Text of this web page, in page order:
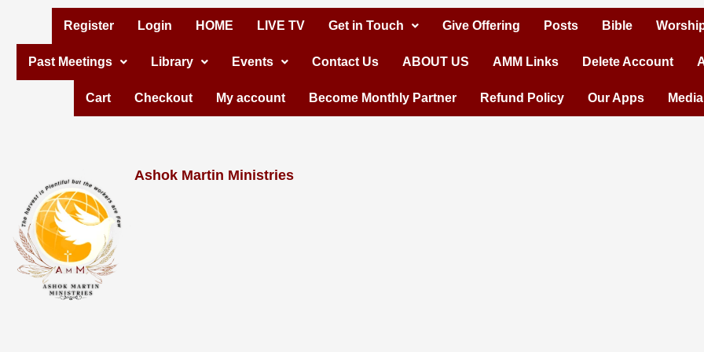
content
Register Login HOME LIVE TV Get in Touch Give Offering Posts Bible
Past Meetings Library Events Contact Us ABOUT US AMM Links Delete Account
Cart Checkout My account Become Monthly Partner Refund Policy Our Apps
Ashok Martin Ministries